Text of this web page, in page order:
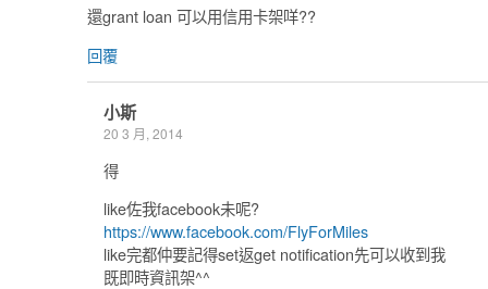
還grant loan 可以用信用卡架咩??
回覆
小斯
20 3 月, 2014
得
like佐我facebook未呢?
https://www.facebook.com/FlyForMiles
like完都仲要記得set返get notification先可以收到我
既即時資訊架^^